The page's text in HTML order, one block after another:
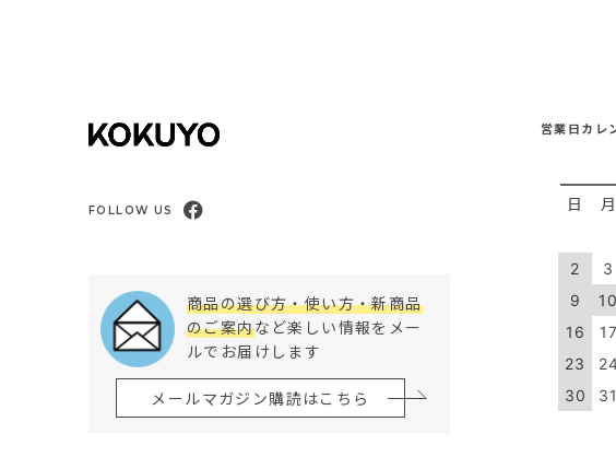
FOLLOW US
商品の選び方・使い方・新商品
のご案内など楽しい情報をメー
ルでお届けします
メールマガジン購読はこちら
営業日カレ
日 月
2
3
9
10
16
17
23
30
31